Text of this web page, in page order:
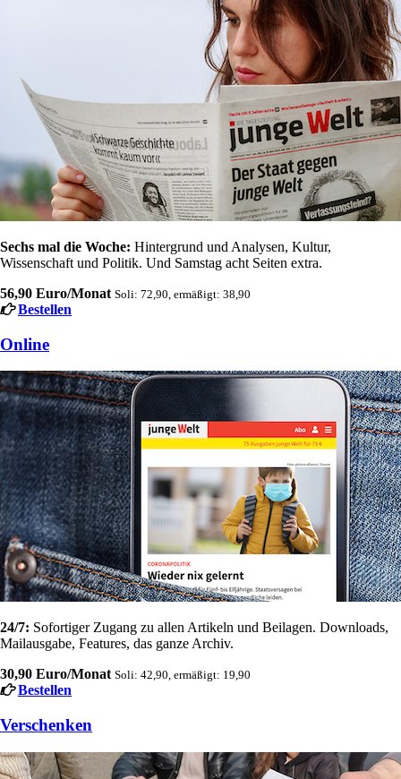
Sechs mal die Woche: Hintergrund und Analysen, Kultur,
Wissenschaft und Politik. Und Samstag acht Seiten extra.
56,90 Euro/Monat Soli: 72,90, ermäßigt: 38,90
Bestellen
Online
24/7: Sofortiger Zugang zu allen Artikeln und Beilagen. Downloads,
Mailausgabe, Features, das ganze Archiv.
30,90 Euro/Monat Soli: 42,90, ermäßigt: 19,90
Bestellen
Verschenken